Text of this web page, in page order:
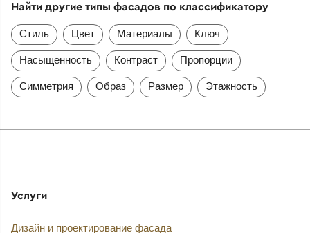
Найти другие типы фасадов по классификатору
Стиль Цвет Материалы Ключ
Насыщенность Контраст Пропорции
Симметрия Образ Размер Этажность
Услуги
Дизайн и проектирование фасада